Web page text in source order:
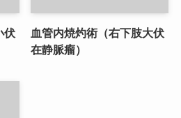
伏
血管内焼灼術（右下肢大伏
在静脈瘤）